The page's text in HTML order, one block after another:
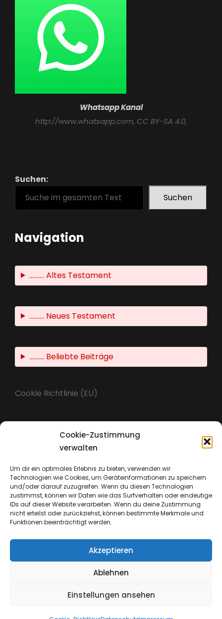
Cookie-Zustimmung
verwalten
Um dir ein optimales Erlebnis zu bieten, verwenden wir
Technologien wie Cookies, um Geräteinformationen zu speichern
und/oder darauf zuzugreifen. Wenn du diesen Technologien
zustimmst, können wir Daten wie das Surfverhalten oder eindeutige
IDs auf dieser Website verarbeiten. Wenn du deine Zustimmung
nicht erteilst oder zurückziehst, können bestimmte Merkmale und
Funktionen beeinträchtigt werden.
Akzeptieren
Ablehnen
Einstellungen ansehen
Whatsapp Kanal
http://www.whatsapp.com, CC BY-SA 4.0,
Suchen:
Suchen
Navigation
.......... Altes Testament
.......... Neues Testament
.......... Beliebte Beiträge
Cookie Richtlinie (EU)
Datenschutz